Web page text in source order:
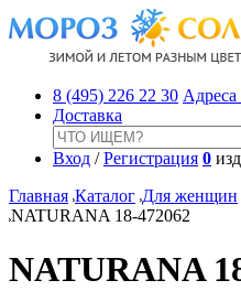
8 (495) 226 22 30 Адреса
Доставка
Вход /Регистрация 0
Главная Каталог Для женщин
NATURANA 18-472062
NATURANA